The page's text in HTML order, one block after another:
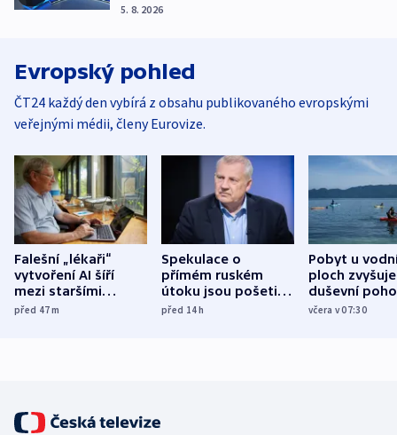
5. 8. 2026
Evropský pohled
ČT24 každý den vybírá z obsahu publikovaného evropskými
veřejnými médii, členy Eurovize.
Falešní „lékaři“
vytvoření AI šíří
mezi staršími
Poláky nebezpečné
před 47m
Spekulace o
přímém ruském
útoku jsou pošetilé,
míní estonský
před 14h
Pobyt u
ploch zvyšuje
duševní
ukázala
včera v 07:30